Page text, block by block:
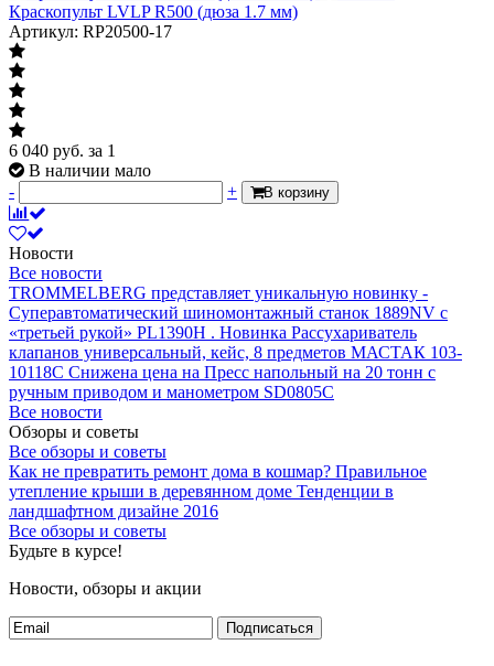
Краскопульт LVLP R500 (дюза 1.7 мм)
Артикул: RP20500-17
6 040 руб. за 1
В наличии мало
-
+ В корзину
Новости
Все новости
TROMMELBERG представляет уникальную новинку -
Суперавтоматический шиномонтажный станок 1889NV с
«третьей рукой» PL1390H . Новинка Рассухариватель
клапанов универсальный, кейс, 8 предметов МАСТАК 103-
10118C Снижена цена на Пресс напольный на 20 тонн с
ручным приводом и манометром SD0805C
Все новости
Обзоры и советы
Все обзоры и советы
Как не превратить ремонт дома в кошмар? Правильное
утепление крыши в деревянном доме Тенденции в
ландшафтном дизайне 2016
Все обзоры и советы
Будьте в курсе!
Новости, обзоры и акции
Подписаться